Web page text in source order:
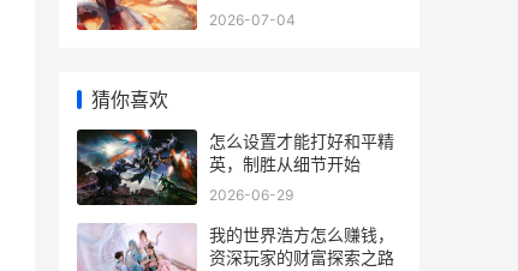
术**
2026-07-04
猜你喜欢
怎么设置才能打好和平精
英，制胜从细节开始
2026-06-29
我的世界浩方怎么赚钱，
资深玩家的财富探索之路